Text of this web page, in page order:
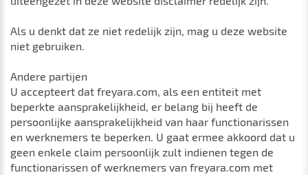
Als u denkt dat ze niet redelijk zijn, mag u deze website
niet gebruiken.
Andere partijen
U accepteert dat freyara.com, als een entiteit met
beperkte aansprakelijkheid, er belang bij heeft de
persoonlijke aansprakelijkheid van haar functionarissen
en werknemers te beperken. U gaat ermee akkoord dat u
geen enkele claim persoonlijk zult indienen tegen de
functionarissen of werknemers van freyara.com met